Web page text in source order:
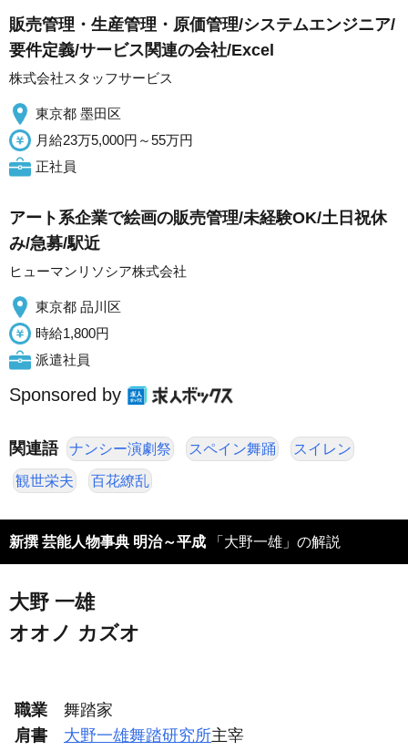
販売管理・生産管理・原価管理/システムエンジニア/
要件定義/サービス関連の会社/Excel
株式会社スタッフサービス
東京都 墨田区
月給23万5,000円～55万円
正社員
アート系企業で絵画の販売管理/未経験OK/土日祝休
み/急募/駅近
ヒューマンリソシア株式会社
東京都 品川区
時給1,800円
派遣社員
Sponsored by
関連語 ナンシー演劇祭 スペイン舞踊 スイレン
観世栄夫 百花繚乱
新撰 芸能人物事典 明治～平成 「大野一雄」の解説
大野 一雄
オオノ カズオ
職業
舞踏家
肩書
大野一雄舞踏研究所主宰